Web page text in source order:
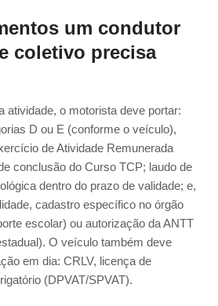
um condutor
coletivo precisa
atividade, o motorista deve portar:
D ou E (conforme o veículo),
de Atividade Remunerada
conclusão do Curso TCP; laudo de
dentro do prazo de validade; e,
cadastro específico no órgão
escolar) ou autorização da ANTT
O veículo também deve
em dia: CRLV, licença de
(DPVAT/SPVAT).